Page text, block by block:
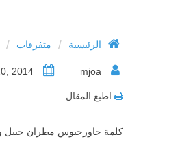
الرئيسية / متفرقات /
اطبع المقال
كلمة جاورجيوس مطران جبيل